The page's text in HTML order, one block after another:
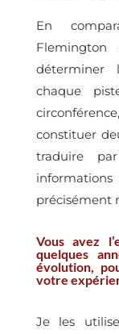
En
déterminer
chaque
constituer
traduire
précisément
Vous avez
quelques
évolution,
votre
Je les